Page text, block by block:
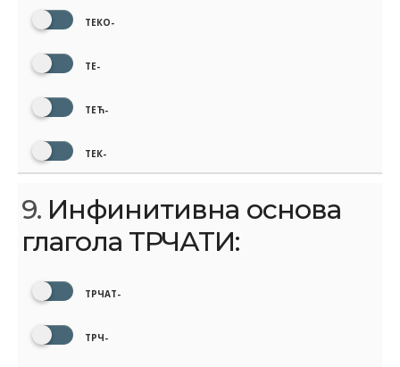
ТЕКО-
ТЕ-
ТЕЋ-
ТЕК-
9. Инфинитивна основа
глагола ТРЧАТИ:
ТРЧАТ-
ТРЧ-